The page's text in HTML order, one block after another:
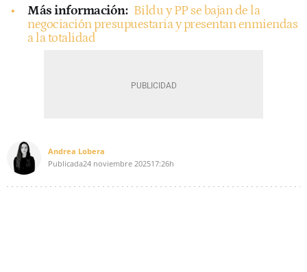
Más información: Bildu y PP se bajan de la
negociación presupuestaria y presentan enmiendas
a la totalidad
Andrea Lobera
Publicada24 noviembre 202517:26h